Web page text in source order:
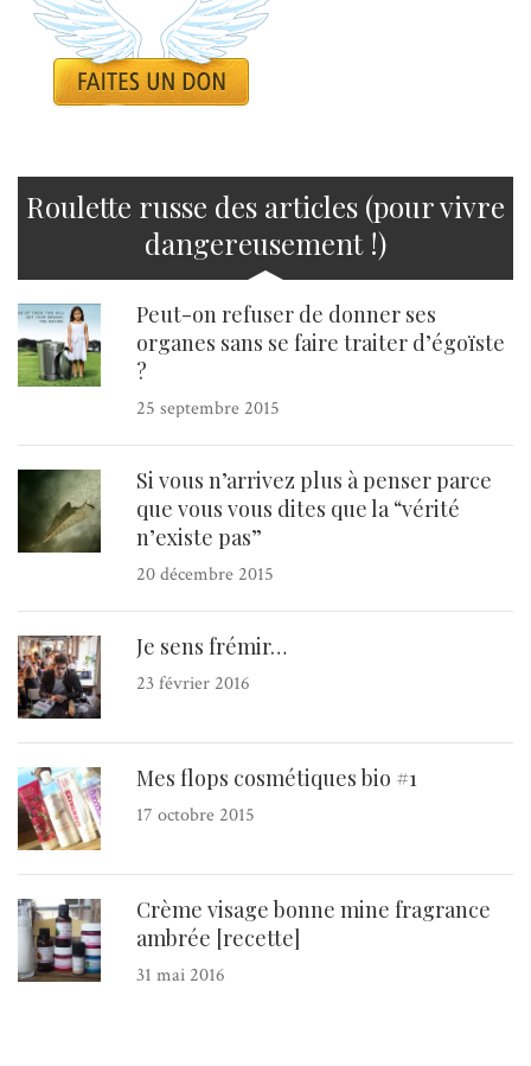
Roulette russe des articles (pour vivre
dangereusement !)
Peut-on refuser de donner ses
organes sans se faire traiter d’égoïste
?
25 septembre 2015
Si vous n’arrivez plus à penser parce
que vous vous dites que la “vérité
n’existe pas”
20 décembre 2015
Je sens frémir…
23 février 2016
Mes flops cosmétiques bio #1
17 octobre 2015
Crème visage bonne mine fragrance
ambrée [recette]
31 mai 2016